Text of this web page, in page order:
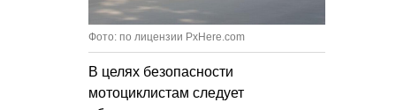
Фото: по лицензии PxHere.com
В целях безопасности
мотоциклистам следует